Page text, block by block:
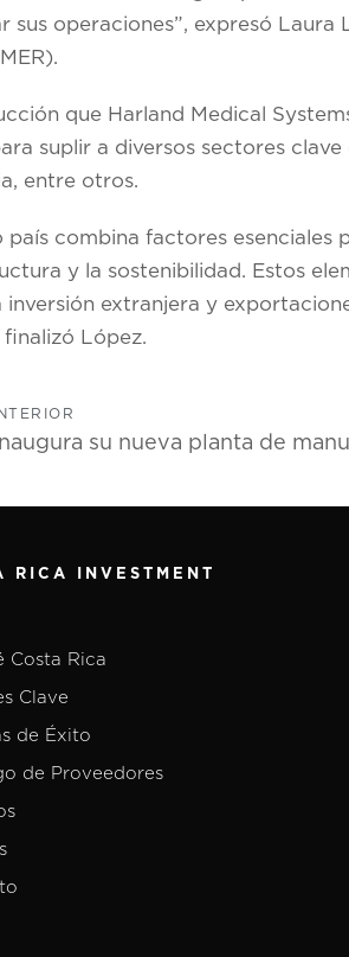
sus operaciones”, expresó
que Harland Medical
suplir a diversos sectores
entre otros.
país combina factores esenciales
y la sostenibilidad. Estos
inversión extranjera y
finalizó López.
RICA INVESTMENT
Costa Rica
Clave
de Éxito
de Proveedores